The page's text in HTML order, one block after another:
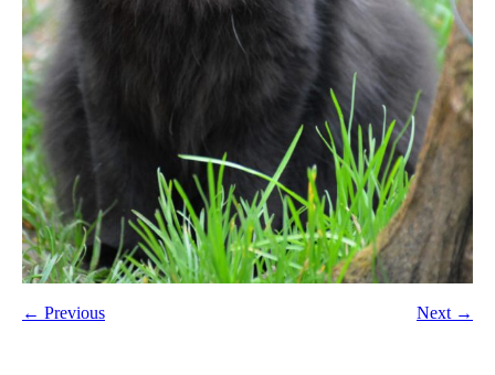
← Previous Next →